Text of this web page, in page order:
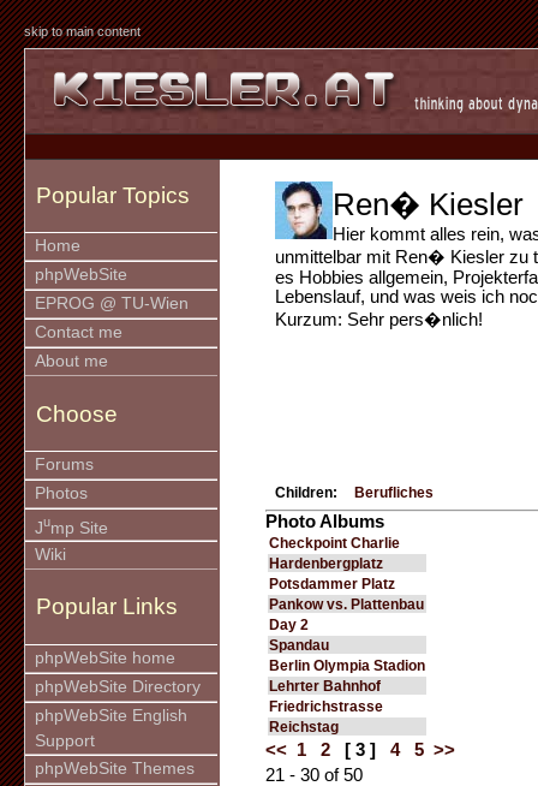
skip to main content
Popular Topics
Home
phpWebSite
EPROG @ TU-Wien
Contact me
About me
Choose
Forums
Photos
Jump Site
Wiki
Popular Links
phpWebSite home
phpWebSite Directory
phpWebSite English
Support
phpWebSite Themes
Ren� Kiesler
Hier kommt alles rein,
unmittelbar mit Ren� Kiesler zu
es Hobbies allgemein,
Lebenslauf, und was weis ich
Kurzum: Sehr pers�nlich!
Children: Berufliches
Photo Albums
Checkpoint Charlie
Hardenbergplatz
Potsdammer Platz
Pankow vs. Plattenbau
Day 2
Spandau
Berlin Olympia Stadion
Lehrter Bahnhof
Friedrichstrasse
Reichstag
<< 1 2 [ 3 ] 4 5 >>
21 - 30 of 50